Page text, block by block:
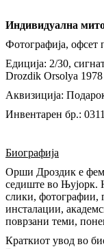
Индивидуална
Фотографија, офсет
Едиција: 2/30,
Drozdik Orsolya 1978
Аквизиција:
Инвентарен бр.:
Биографија
Орши Дроздик е
седиште во Њујорк.
слики, фотографии,
инсталации,
поврзани теми,
Краткиот увод во